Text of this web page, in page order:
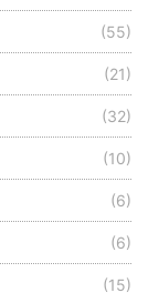
(55)
(21)
(32)
(10)
(6)
(6)
(15)